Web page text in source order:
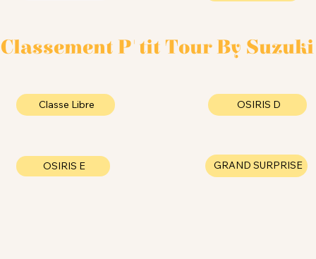
Classement P'tit Tour By Suzuki
Classe Libre OSIRIS D
OSIRIS E GRAND SURPRISE